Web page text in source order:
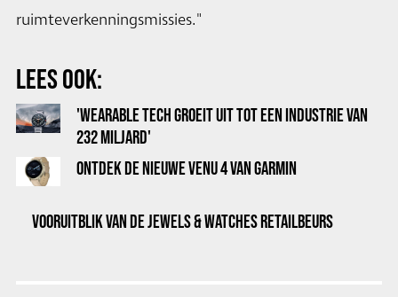
ruimteverkenningsmissies."
LEES OOK:
'WEARABLE TECH GROEIT UIT TOT EEN INDUSTRIE VAN
232 MILJARD'
ONTDEK DE NIEUWE VENU 4 VAN GARMIN
VOORUITBLIK VAN DE JEWELS & WATCHES RETAILBEURS